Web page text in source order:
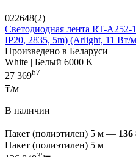
022648(2)
Светодиодная лента RT-
IP20, 2835, 5m) (Arlight, 11 Вт/
Произведено в Беларуси
White | Белый 6000 K
27 36967
₸/м
В наличии
Пакет (полиэтилен) 5 м — 136
Пакет (полиэтилен) 5 м